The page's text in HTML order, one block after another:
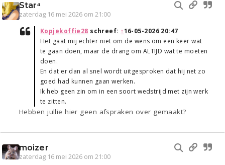
Star⁴
zaterdag 16 mei 2026 om 21:00
Kopjekoffie28 schreef: ↑16-05-2026 20:47
Het gaat mij echter niet om de wens om een keer wat
te gaan doen, maar de drang om ALTIJD wat te moeten
doen.
En dat er dan al snel wordt uitgesproken dat hij net zo
goed had kunnen gaan werken.
Ik heb geen zin om in een soort wedstrijd met zijn werk
te zitten.
Hebben jullie hier geen afspraken over gemaakt?
moizer
zaterdag 16 mei 2026 om 21:00